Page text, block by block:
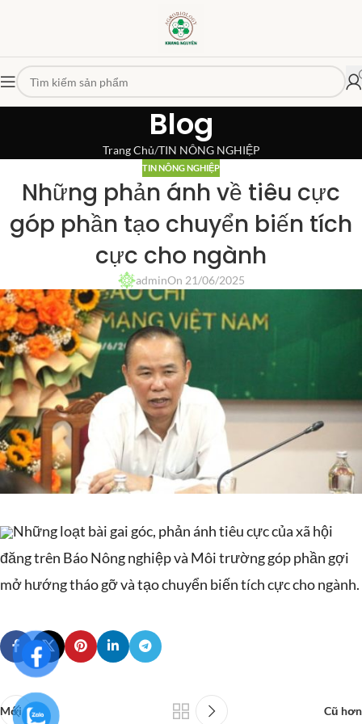
Blog
Trang Chủ TIN NÔNG NGHIỆP
TIN NÔNG NGHIỆP
Những phản ánh về tiêu cực
góp phần tạo chuyển biến tích
cực cho ngành
adminOn 21/06/2025
Những loạt bài gai góc, phản ánh tiêu cực của xã hội
đăng trên Báo Nông nghiệp và Môi trường góp phần gợi
mở hướng tháo gỡ và tạo chuyển biến tích cực cho ngành.
Mới hơn Cũ hơn